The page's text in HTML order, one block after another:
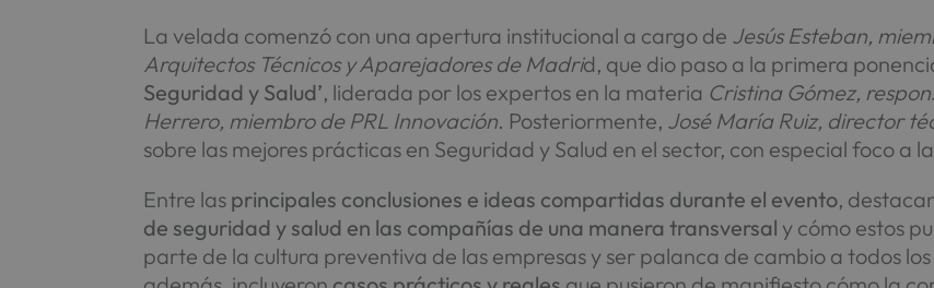
La velada comenzó con una apertura institucional a cargo de Jesús Esteban,
Arquitectos Técnicos y Aparejadores de Madrid, que dio paso a la primera
Seguridad y Salud’, liderada por los expertos en la materia Cristina Gómez,
Herrero, miembro de PRL Innovación. Posteriormente, José María Ruiz, director
sobre las mejores prácticas en Seguridad y Salud en el sector, con especial foco a
Entre las principales conclusiones e ideas compartidas durante el evento,
de seguridad y salud en las compañías de una manera transversal y cómo estos
parte de la cultura preventiva de las empresas y ser palanca de cambio a todos